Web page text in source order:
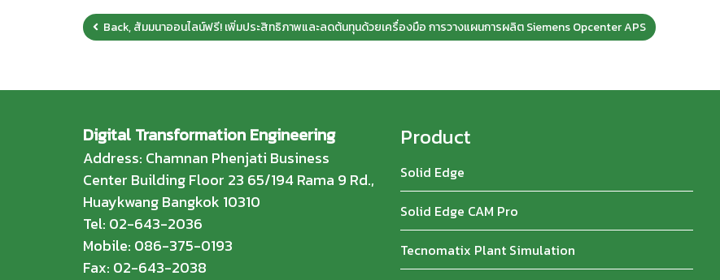
Back, สัมมนาออนไลน์ฟรี! เพิ่มประสิทธิภาพและลดต้นทุนด้วยเครื่องมือ การวางแผนการผลิต Siemens Opcenter APS
Digital Transformation Engineering
Address: Chamnan Phenjati Business
Center Building Floor 23 65/194 Rama 9 Rd.,
Huaykwang Bangkok 10310
Tel: 02-643-2036
Mobile: 086-375-0193
Fax: 02-643-2038
Product
Solid Edge
Solid Edge CAM Pro
Tecnomatix Plant Simulation